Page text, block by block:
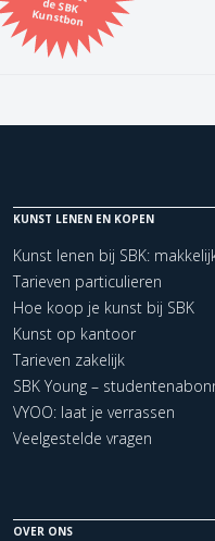
Kunstbon
Kunstenaar
Kerncollectie
1 items. Pagina: 1
KUNST LENEN EN KOPEN
Kunst lenen bij SBK:
Tarieven particulieren
Hoe koop je kunst bij SBK
Kunst op kantoor
Tarieven zakelijk
SBK Young –
VYOO: laat je verrassen
Veelgestelde vragen
OVER ONS